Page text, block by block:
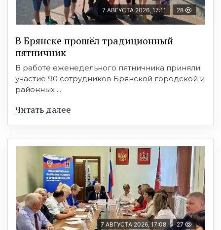
7 АВГУСТА 2026, 17:11 28
В Брянске прошёл традиционный
пятничник
В работе еженедельного пятничника приняли
участие 90 сотрудников Брянской городской и
районных ...
Читать далее
7 АВГУСТА 2026, 17:08 27